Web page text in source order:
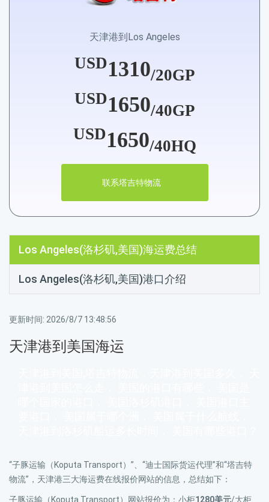
天津港到Los Angeles
USD1310/20GP
USD1650/40GP
USD1650/40HQ
联系塔吉特物流
Los Angeles(洛杉矶,美国)海运费总结
Los Angeles(洛杉矶,美国)港口介绍
更新时间: 2026/8/7 13:48:56
天津港到美国海运
“子豚运输（Koputa Transport）”、“迪士国际货运代理”和“塔吉特
物流”，天津港三大海运费在线报价网站的信息，总结如下：
子豚运输（Koputa Transport）网站报价为：小柜1280美元/大柜